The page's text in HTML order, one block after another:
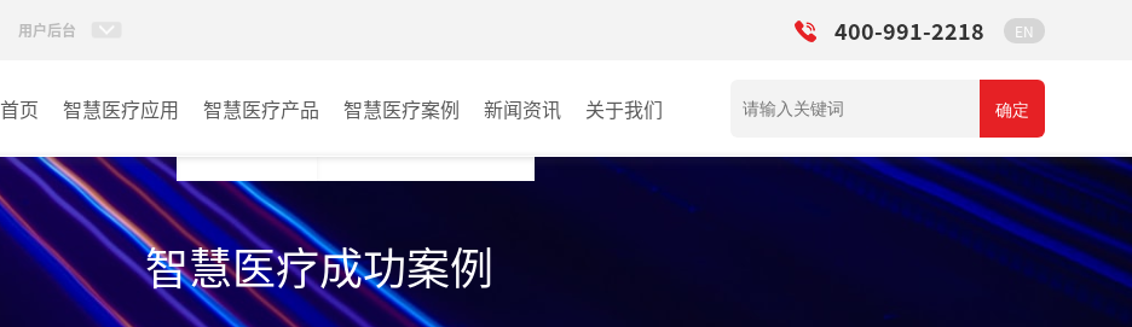
用户后台 400-991-2218 EN
首页 智慧医疗应用 智慧医疗产品
病房视讯系统
AI智慧导医分诊系统
AI智慧手术对讲系统
智慧医疗案例
门诊
会议室
新闻资讯 关于我们 确定
智慧医疗成功案例